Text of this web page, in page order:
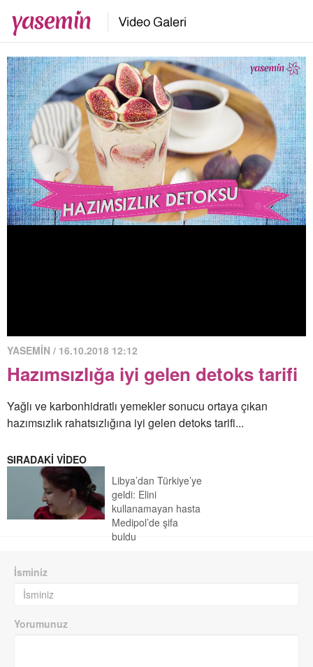
YASEMİN / 16.10.2018 12:12
Hazımsızlığa iyi gelen detoks tarifi
Yağlı ve karbonhidratlı yemekler sonucu ortaya çıkan
hazımsızlık rahatsızlığına iyi gelen detoks tarifi...
SIRADAKİ VİDEO
Libya’dan Türkiye’ye
geldi: Elini
kullanamayan hasta
Medipol’de şifa
buldu
İsminiz
Yorumunuz